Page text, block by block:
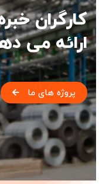
کارگران
ارائه می
پروژه های ما